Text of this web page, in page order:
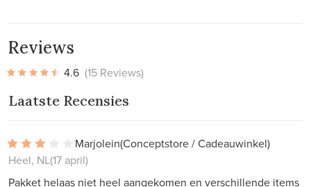
Reviews
4.6 (15 Reviews)
Laatste Recensies
Marjolein(Conceptstore / Cadeauwinkel)
Heel, NL(17 april)
Pakket helaas niet heel aangekomen en verschillende items